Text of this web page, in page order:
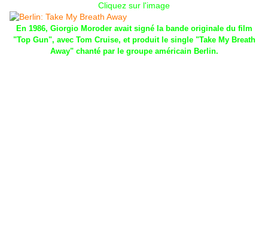
Cliquez sur l'image
En 1986, Giorgio Moroder avait signé la bande originale du film
"Top Gun", avec Tom Cruise, et produit le single "Take My Breath
Away" chanté par le groupe américain Berlin.